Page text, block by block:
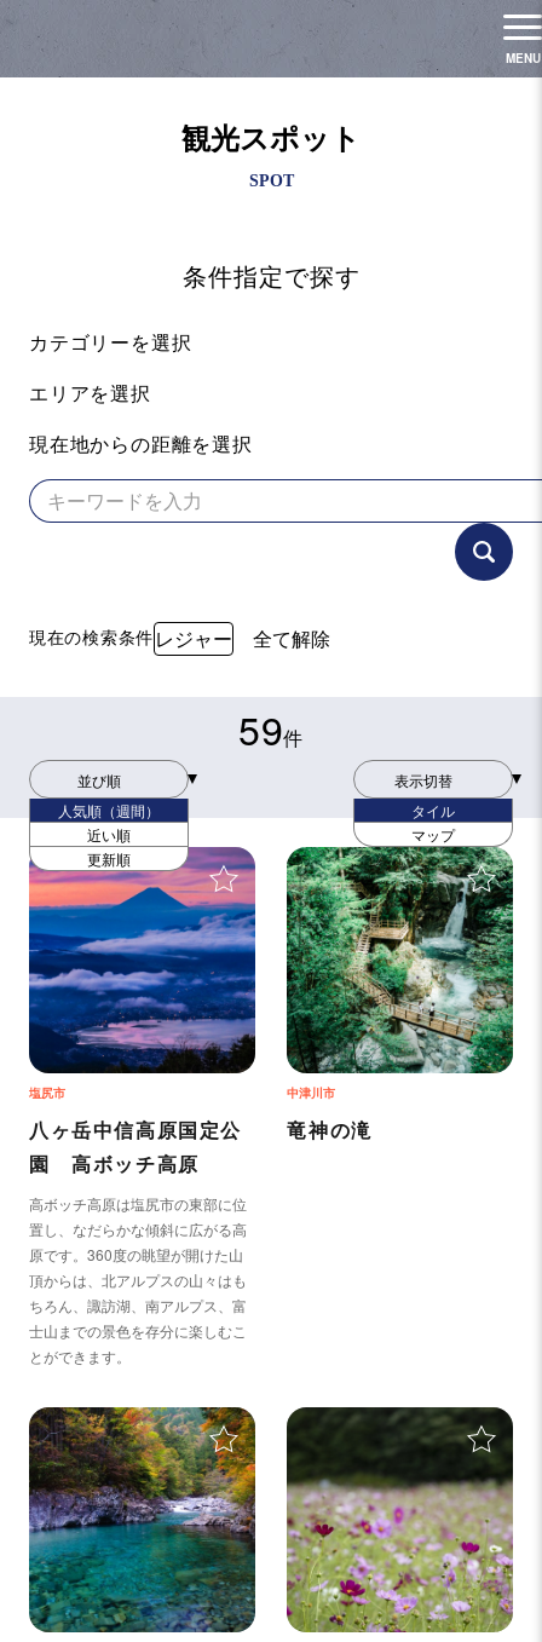
観光スポット
条件指定で探す
カテゴリーを選択
エリアを選択
現在地からの距離を選択
現在の検索条件 レジャー 全て解除
59件
並び順
人気順（週間）
近い順
更新順
表示切替
タイル
マップ
八ヶ岳中信高原国定公
園 高ボッチ高原
高ボッチ高原は塩尻市の東部に位
置し、なだらかな傾斜に広がる高
原です。360度の眺望が開けた山
頂からは、北アルプスの山々はも
ちろん、諏訪湖、南アルプス、富
士山までの景色を存分に楽しむこ
とができます。
塩尻市
＋
竜神の滝
中津川市
＋
＋ ＋